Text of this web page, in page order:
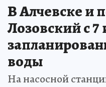
В Алчевске и
Лозовский с
воды
На насосной